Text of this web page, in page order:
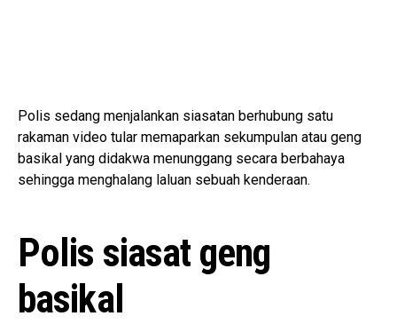
Polis sedang menjalankan siasatan berhubung satu
rakaman video tular memaparkan sekumpulan atau geng
basikal yang didakwa menunggang secara berbahaya
sehingga menghalang laluan sebuah kenderaan.
Polis siasat geng
basikal